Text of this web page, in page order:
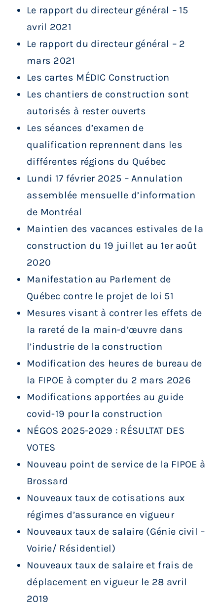
Le rapport du directeur général – 15
avril 2021
Le rapport du directeur général – 2
mars 2021
Les cartes MÉDIC Construction
Les chantiers de construction sont
autorisés à rester ouverts
Les séances d’examen de
qualification reprennent dans les
différentes régions du Québec
Lundi 17 février 2025 – Annulation
assemblée mensuelle d’information
de Montréal
Maintien des vacances estivales de la
construction du 19 juillet au 1er août
2020
Manifestation au Parlement de
Québec contre le projet de loi 51
Mesures visant à contrer les effets de
la rareté de la main-d’œuvre dans
l’industrie de la construction
Modification des heures de bureau de
la FIPOE à compter du 2 mars 2026
Modifications apportées au guide
covid-19 pour la construction
NÉGOS 2025-2029 : RÉSULTAT DES
VOTES
Nouveau point de service de la FIPOE à
Brossard
Nouveaux taux de cotisations aux
régimes d’assurance en vigueur
Nouveaux taux de salaire (Génie civil –
Voirie/ Résidentiel)
Nouveaux taux de salaire et frais de
déplacement en vigueur le 28 avril
2019